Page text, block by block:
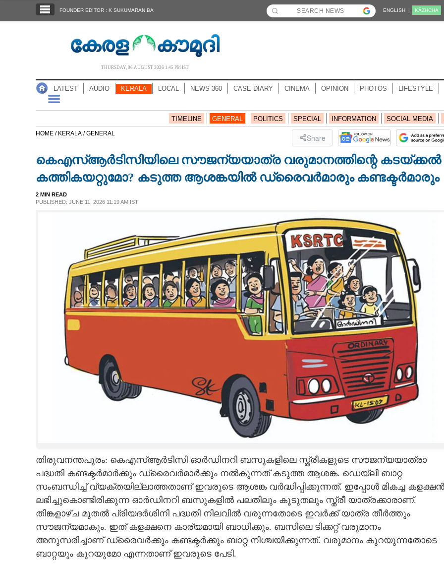
NOTIFIED NEWS
NEWS 360
CASE DIARY
CARTOONS
LITERATURE
FOUNDER EDITOR : K SUKUMARAN BA ENGLISH | KĀZHCHA
THURSDAY, 06 AUGUST 2026 1.45 PM IST
LATEST AUDIO KERALA LOCAL NEWS 360 CASE DIARY CINEMA OPINION PHOTOS LIFESTYLE
TIMELINE GENERAL POLITICS SPECIAL INFORMATION SOCIAL MEDIA
HOME / KERALA /GENERAL Share
കെഎസ്ആർടിസിയിലെ സൗജന്യയാത്ര വരുമാനത്തിന്റെ കടയ്ക്കൽ
കത്തികയറ്റുമോ? കടുത്ത ആശങ്കയിൽ ഡ്രൈവർമാരും കണ്ടക്ടർമാരും
2 MIN READ
PUBLISHED: JUNE 11, 2026 11:19 AM IST
തിരുവനന്തപുരം: കെഎസ്ആർടിസി ഓർഡിനറി ബസുകളിലെ സ്ത്രീകളുടെ സൗജന്യയാത്രാ
പദ്ധതി കണ്ടക്ടർമാർക്കും ഡ്രൈവർമാർക്കും നൽകുന്നത് കടുത്ത ആശങ്ക. ഡെയ്‌ലി ബാറ്റ
സംബന്ധിച്ച് വ്യക്തയില്ലാത്തതാണ് ഇവരുടെ ആശങ്ക വർദ്ധിപ്പിക്കുന്നത്. ഇപ്പോൾ മികച്ച കളക്ഷൻ
ലഭിച്ചുകൊണ്ടിരിക്കുന്ന ഓർഡിനറി ബസുകളിൽ പലതിലും കൂടുതലും സ്ത്രീ യാത്രക്കാരാണ്.
തിങ്കളാഴ്ച മുതൽ പ്രിയദർശിനി പദ്ധതി നിലവിൽ വരുന്നതോടെ ഇവർക്ക് യാത്ര തീർത്തും
സൗജന്യമാകും. ഇത് കളക്ഷനെ കാര്യമായി ബാധിക്കും. ബസിലെ ടിക്കറ്റ് വരുമാനം
അനുസരിച്ചാണ് ഡ്രൈവർക്കും കണ്ടക്ടർക്കും ബാറ്റ നിശ്ചയിക്കുന്നത്. വരുമാനം കുറയുന്നതോടെ
ബാറ്റയും കുറയുമോ എന്നതാണ് ഇവരുടെ പേടി.